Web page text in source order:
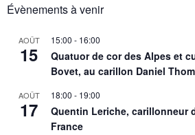
Évènements à venir
AOÛT
15
15:00 - 16:00
Quatuor de cor des Alpes et
Bovet, au carillon Daniel
AOÛT
17
18:00 - 19:00
Quentin Leriche, carillonneur
France